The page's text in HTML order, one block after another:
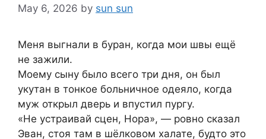
May 6, 2026 by sun sun
Меня выгнали в буран, когда мои швы ещё
не зажили.
Моему сыну было всего три дня, он был
укутан в тонкое больничное одеяло, когда
муж открыл дверь и впустил пургу.
«Не устраивай сцен, Нора», — ровно сказал
Эван, стоя там в шёлковом халате, будто это